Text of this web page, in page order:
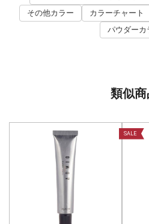
その他カラー
カラーチャート
パウダーカ
類似
SALE